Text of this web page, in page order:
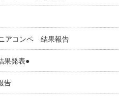
アコンペ 結果報告
果発表●
告